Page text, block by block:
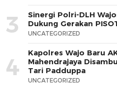
3
Sinergi Polri-DLH
Dukung Gerakan
UNCATEGORIZED
4
Kapolres Wajo Baru
Mahendrajaya
Tari Padduppa
UNCATEGORIZED